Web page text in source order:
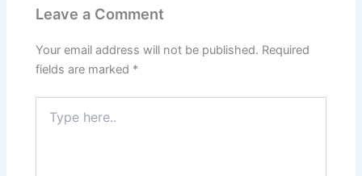
Leave a Comment
Your email address will not be published. Required
fields are marked *
here..